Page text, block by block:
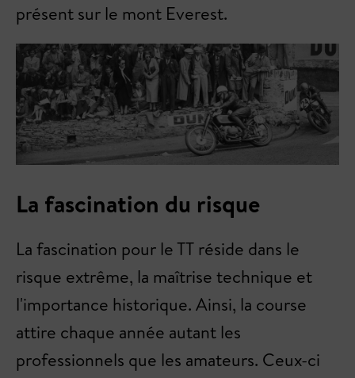
présent sur le mont Everest.
La fascination du risque
La fascination pour le TT réside dans le
risque extrême, la maîtrise technique et
l'importance historique. Ainsi, la course
attire chaque année autant les
professionnels que les amateurs. Ceux-ci